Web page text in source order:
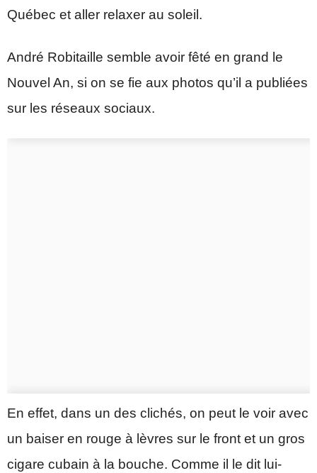
Québec et aller relaxer au soleil.
André Robitaille semble avoir fêté en grand le
Nouvel An, si on se fie aux photos qu’il a publiées
sur les réseaux sociaux.
En effet, dans un des clichés, on peut le voir avec
un baiser en rouge à lèvres sur le front et un gros
cigare cubain à la bouche. Comme il le dit lui-